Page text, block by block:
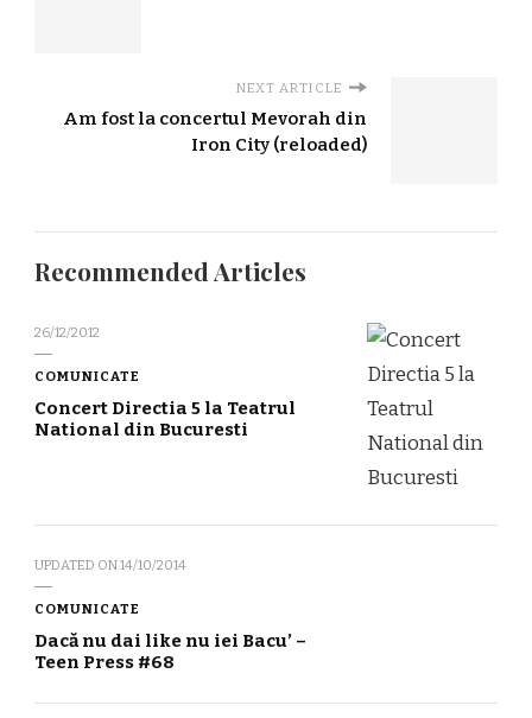
NEXT ARTICLE
Am fost la concertul Mevorah din
Iron City (reloaded)
Recommended Articles
26/12/2012
COMUNICATE
Concert Directia 5 la Teatrul
National din Bucuresti
UPDATED ON14/10/2014
COMUNICATE
Dacă nu dai like nu iei Bacu’ –
Teen Press #68